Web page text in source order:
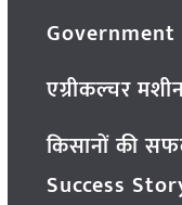
Government
एग्रीकल्चर
किसानों की
Success